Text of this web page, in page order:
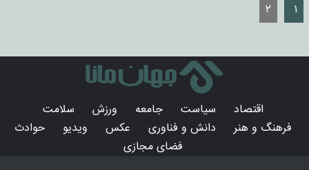
۱ ۲
اقتصاد سیاست جامعه ورزش
سلامت
فرهنگ و هنر
دانش و فناوری عکس ویدیو
حوادث
فضای مجازی